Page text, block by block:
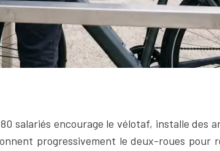
salariés encourage le vélotaf, installe des
progressivement le deux-roues